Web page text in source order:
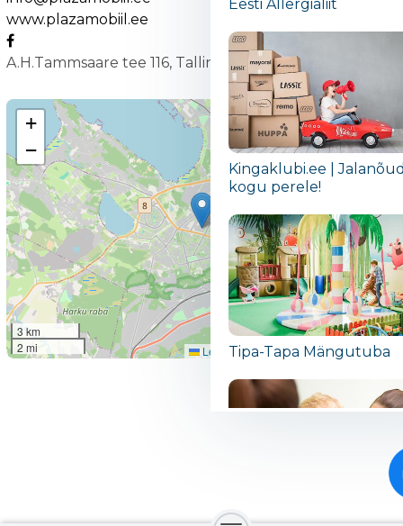
www.plazamobiil.ee
A.H.Tammsaare tee 116, Tallinn
+
−
3 km
2 mi
Leaflet|©OpenStreetMap contributors
Eesti Allergialiit
Kingaklubi.ee |
kogu perele!